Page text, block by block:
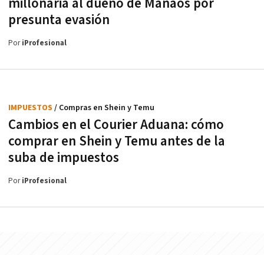
presunta evasión
PoriProfesional
Cambios en el Courier Aduana: cómo
comprar en Shein y Temu antes de la
suba de impuestos
IMPUESTOS / Compras en Shein y Temu
PoriProfesional